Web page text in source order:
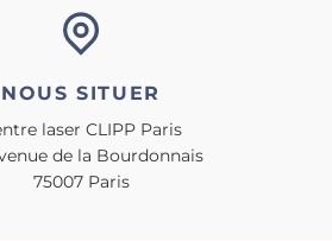
NOUS SITUER
laser CLIPP Paris
de la Bourdonnais
75007 Paris